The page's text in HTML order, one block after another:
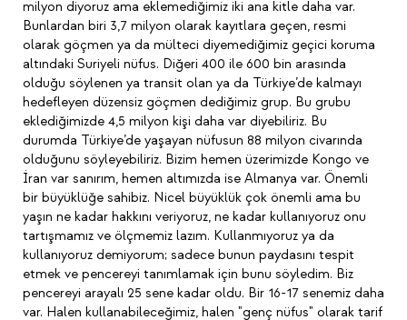
milyon diyoruz ama eklemediğimiz iki ana kitle daha var.
Bunlardan biri 3,7 milyon olarak kayıtlara geçen, resmi
olarak göçmen ya da mülteci diyemediğimiz geçici koruma
altındaki Suriyeli nüfus. Diğeri 400 ile 600 bin arasında
olduğu söylenen ya transit olan ya da Türkiye’de kalmayı
hedefleyen düzensiz göçmen dediğimiz grup. Bu grubu
eklediğimizde 4,5 milyon kişi daha var diyebiliriz. Bu
durumda Türkiye’de yaşayan nüfusun 88 milyon civarında
olduğunu söyleyebiliriz. Bizim hemen üzerimizde Kongo ve
İran var sanırım, hemen altımızda ise Almanya var. Önemli
bir büyüklüğe sahibiz. Nicel büyüklük çok önemli ama bu
yaşın ne kadar hakkını veriyoruz, ne kadar kullanıyoruz onu
tartışmamız ve ölçmemiz lazım. Kullanmıyoruz ya da
kullanıyoruz demiyorum; sadece bunun paydasını tespit
etmek ve pencereyi tanımlamak için bunu söyledim. Biz
pencereyi arayalı 25 sene kadar oldu. Bir 16-17 senemiz daha
var. Halen kullanabileceğimiz, halen "genç nüfus" olarak tarif